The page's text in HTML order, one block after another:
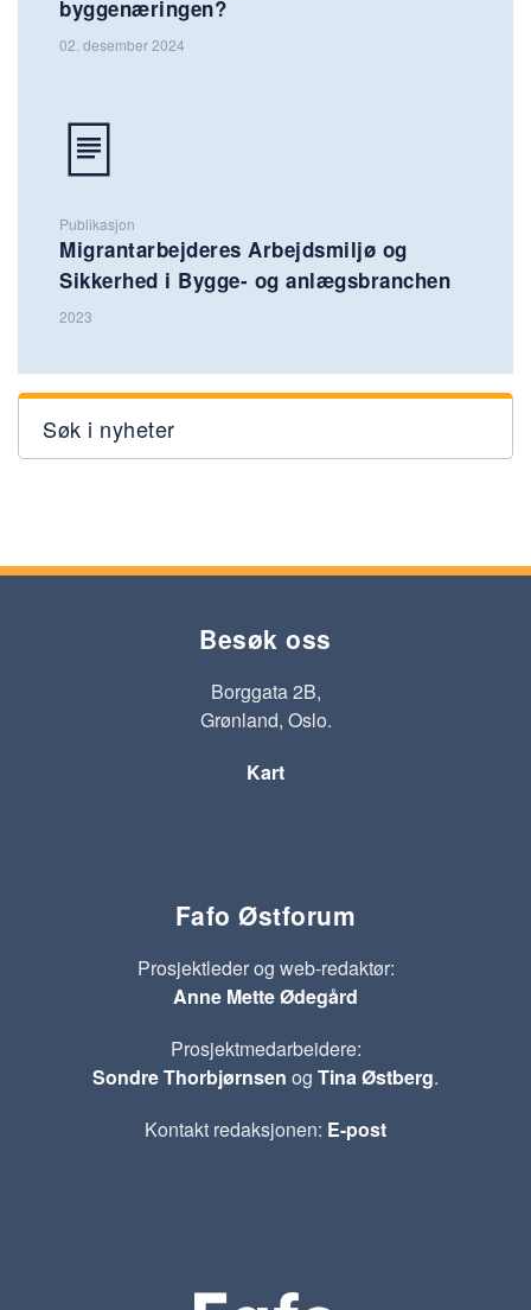
byggenæringen?
02. desember 2024
Publikasjon
Migrantarbejderes Arbejdsmiljø og
Sikkerhed i Bygge- og anlægsbranchen
2023
Søk i nyheter
Besøk oss
Borggata 2B,
Grønland, Oslo.
Kart
Fafo Østforum
Prosjektleder og web-redaktør:
Anne Mette Ødegård
Prosjektmedarbeidere:
Sondre Thorbjørnsen og Tina Østberg.
Kontakt redaksjonen: E-post